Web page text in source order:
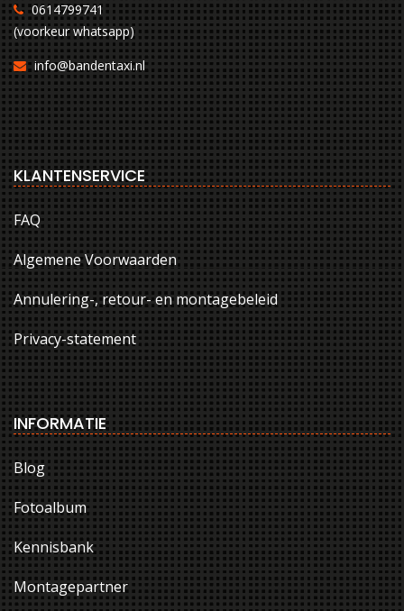
0614799741
(voorkeur whatsapp)
info@bandentaxi.nl
KLANTENSERVICE
FAQ
Algemene Voorwaarden
Annulering-, retour- en montagebeleid
Privacy-statement
INFORMATIE
Blog
Fotoalbum
Kennisbank
Montagepartner